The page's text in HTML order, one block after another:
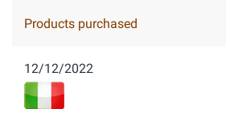
Products purchased
12/12/2022